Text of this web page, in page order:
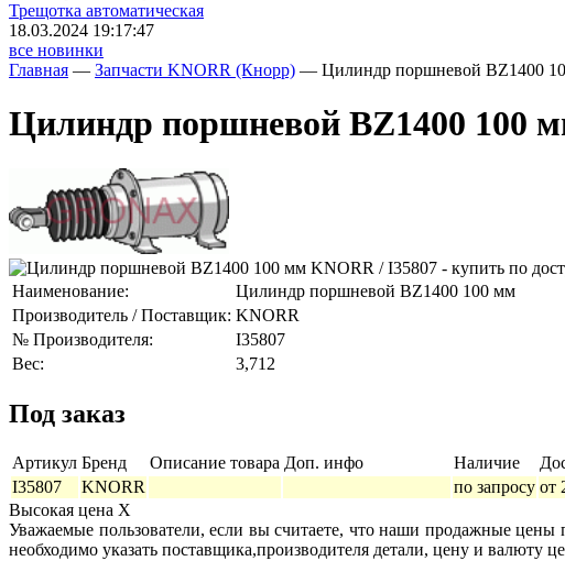
Трещoтка автоматическая
18.03.2024 19:17:47
все новинки
Главная — Запчасти KNORR (Кнорр) — Цилиндр поршневой BZ1400
Цилиндр поршневой BZ1400 100
Наименование:
Цилиндр поршневой BZ1400 100 мм
Производитель / Поставщик: KNORR
№ Производителя:
I35807
Вес:
3,712
Под заказ
Артикул Бренд Описание товара Доп. инфо Наличие
I35807
KNORR по запросу от
Высокая цена X
Уважаемые пользователи, если вы считаете, что наши продажные
необходимо указать поставщика,производителя детали, цену и валюту